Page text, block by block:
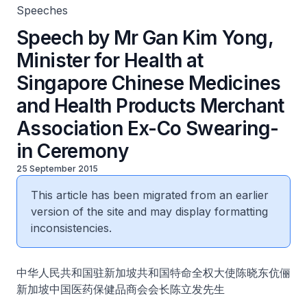
Speeches
Speech by Mr Gan Kim Yong,
Minister for Health at
Singapore Chinese Medicines
and Health Products Merchant
Association Ex-Co Swearing-
in Ceremony
25 September 2015
This article has been migrated from an earlier
version of the site and may display formatting
inconsistencies.
中华人民共和国驻新加坡共和国特命全权大使陈晓东伉俪
新加坡中国医药保健品商会会长陈立发先生